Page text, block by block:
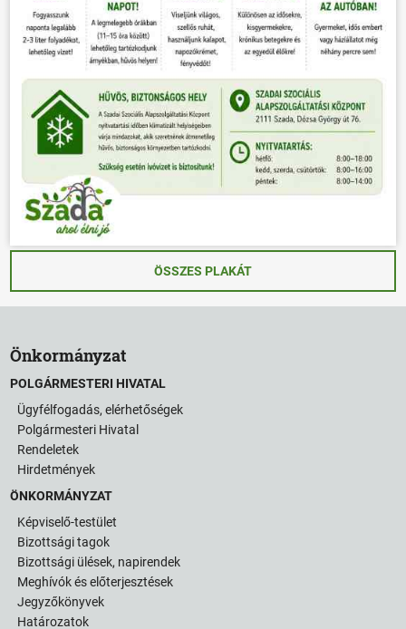
ÖSSZES PLAKÁT
Önkormányzat
POLGÁRMESTERI HIVATAL
Ügyfélfogadás, elérhetőségek
Polgármesteri Hivatal
Rendeletek
Hirdetmények
ÖNKORMÁNYZAT
Képviselő-testület
Bizottsági tagok
Bizottsági ülések, napirendek
Meghívók és előterjesztések
Jegyzőkönyvek
Határozatok